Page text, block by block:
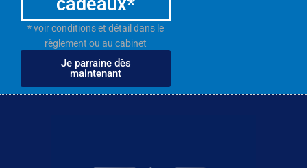
* voir conditions et détail dans le
règlement ou au cabinet
Je parraine dès
maintenant